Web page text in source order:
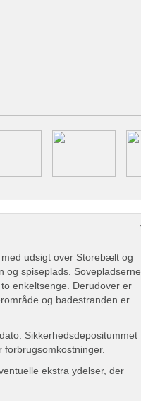
udsigt over Storebælt og
og spiseplads. Sovepladserne
enkeltsenge. Derudover er
og badestranden er
Sikkerhedsdepositummet
ekstra ydelser, der